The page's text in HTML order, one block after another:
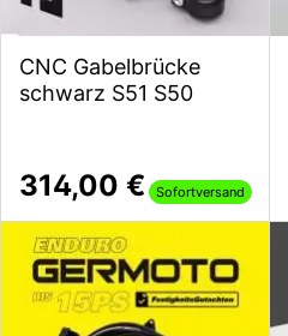
CNC Gabelbrücke
schwarz S51 S50
314,00 € Sofortversand